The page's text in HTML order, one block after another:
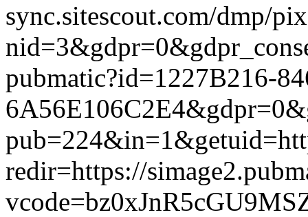
sync.sitescout.com/dmp/
pubmatic?id=1227B216-
redir=https://